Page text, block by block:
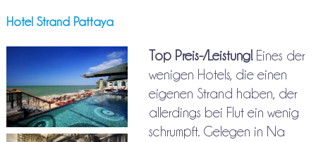
Hotel Strand Pattaya
Top Preis-/Leistung!Eines der
wenigen Hotels, die einen
eigenen Strand haben, der
allerdings bei Flut ein wenig
schrumpft. Gelegen in Na